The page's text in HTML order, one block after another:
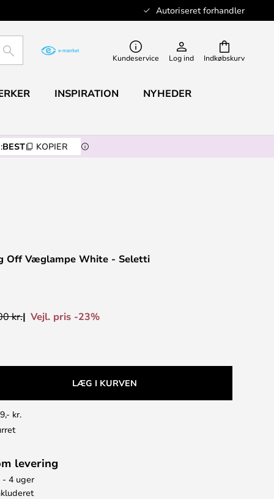
Autoriseret forhandler
Indkøbskurv
SØG Kundeservice Log ind
INSPIRATION NYHEDER
BEST KOPIER
Off Væglampe White - Seletti
kr. Vejl. pris -23%
LÆG I KURVEN
kr.
levering
- 4 uger